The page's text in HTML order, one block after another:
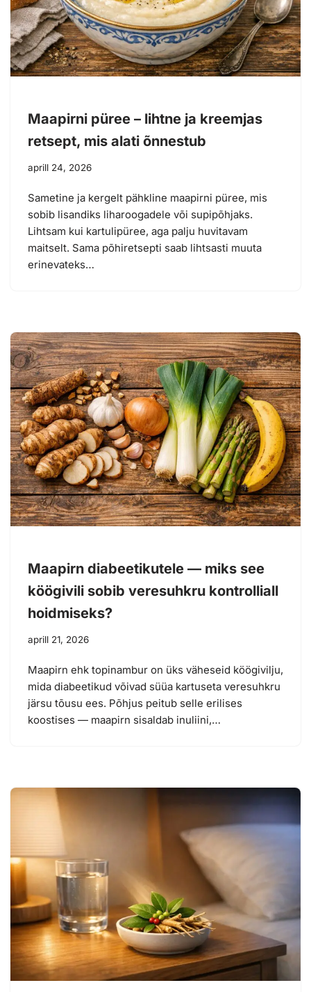
Maapirni püree – lihtne ja kreemjas
retsept, mis alati õnnestub
aprill 24, 2026
Sametine ja kergelt pähkline maapirni püree, mis
sobib lisandiks liharoogadele või supipõhjaks.
Lihtsam kui kartulipüree, aga palju huvitavam
maitselt. Sama põhiretsepti saab lihtsasti muuta
erinevateks…
Maapirn diabeetikutele — miks see
köögivili sobib veresuhkru kontrolliall
hoidmiseks?
aprill 21, 2026
Maapirn ehk topinambur on üks väheseid köögivilju,
mida diabeetikud võivad süüa kartuseta veresuhkru
järsu tõusu ees. Põhjus peitub selle erilises
koostises — maapirn sisaldab inuliini,…